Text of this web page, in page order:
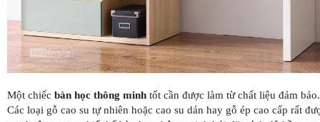
Một chiếc bàn học thông minh tốt cần được làm từ chất liệu đảm bảo.
Các loại gỗ cao su tự nhiên hoặc cao su dán hay gỗ ép cao cấp rất